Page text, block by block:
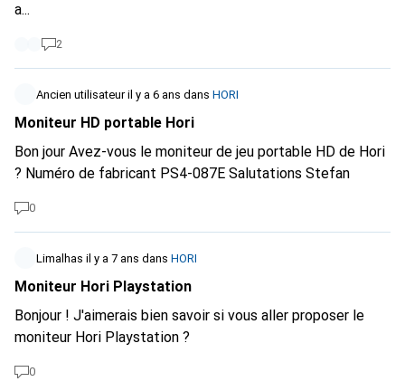
a...
2
Ancien utilisateur il y a 6 ans dans HORI
Moniteur HD portable Hori
Bon jour Avez-vous le moniteur de jeu portable HD de Hori
? Numéro de fabricant PS4-087E Salutations Stefan
0
Limalhas il y a 7 ans dans HORI
Moniteur Hori Playstation
Bonjour ! J'aimerais bien savoir si vous aller proposer le
moniteur Hori Playstation ?
0